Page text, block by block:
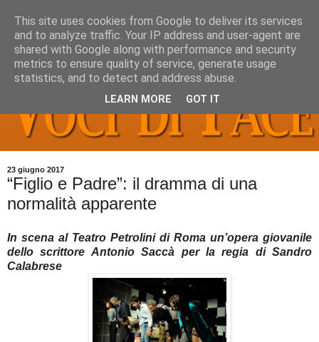
23 giugno 2017
“Figlio e Padre”: il dramma di una
normalità apparente
In scena al Teatro Petrolini di Roma un’opera giovanile
dello scrittore Antonio Saccà per la regia di Sandro
Calabrese
This site uses cookies from Google to deliver its services
and to analyze traffic. Your IP address and user-agent are
shared with Google along with performance and security
metrics to ensure quality of service, generate usage
statistics, and to detect and address abuse.
LEARN MORE GOT IT